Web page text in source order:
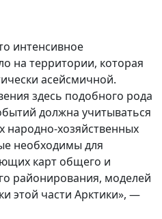
интенсивное
на территории, которая
асейсмичной.
здесь подобного рода
должна учитываться
хозяйственных
необходимы для
карт общего и
районирования, моделей
этой части Арктики», —